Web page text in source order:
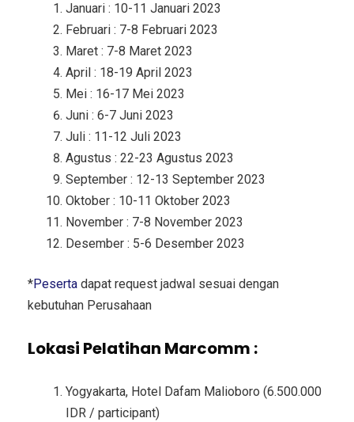
Januari : 10-11 Januari 2023
Februari : 7-8 Februari 2023
Maret : 7-8 Maret 2023
April : 18-19 April 2023
Mei : 16-17 Mei 2023
Juni : 6-7 Juni 2023
Juli : 11-12 Juli 2023
Agustus : 22-23 Agustus 2023
September : 12-13 September 2023
Oktober : 10-11 Oktober 2023
November : 7-8 November 2023
Desember : 5-6 Desember 2023
*Peserta dapat request jadwal sesuai dengan
kebutuhan Perusahaan
Lokasi Pelatihan Marcomm :
Yogyakarta, Hotel Dafam Malioboro (6.500.000
IDR / participant)